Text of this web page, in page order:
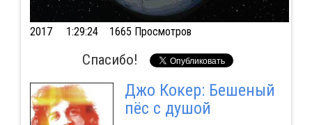
2017 1:29:24 1665 Просмотров
Спасибо!
Джо Кокер: Бешеный
пёс с душой